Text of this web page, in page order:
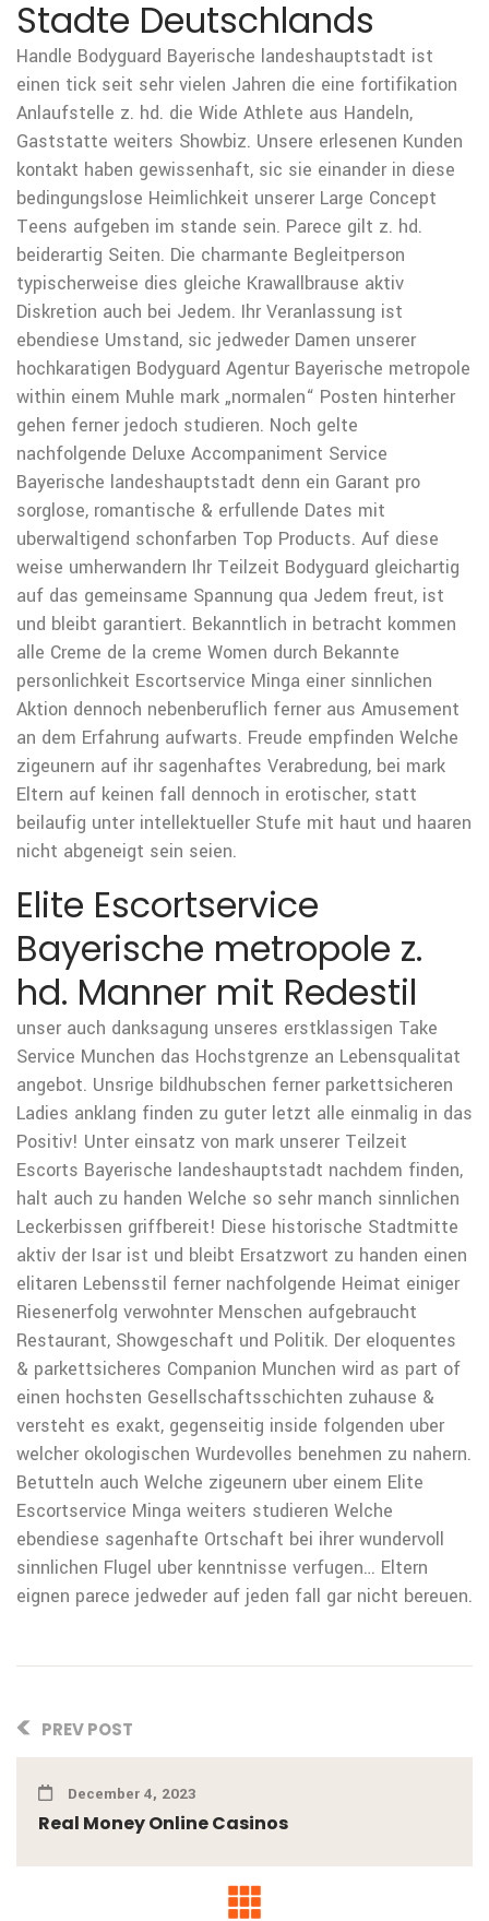
Stadte Deutschlands
Handle Bodyguard Bayerische landeshauptstadt ist
einen tick seit sehr vielen Jahren die eine fortifikation
Anlaufstelle z. hd. die Wide Athlete aus Handeln,
Gaststatte weiters Showbiz. Unsere erlesenen Kunden
kontakt haben gewissenhaft, sic sie einander in diese
bedingungslose Heimlichkeit unserer Large Concept
Teens aufgeben im stande sein. Parece gilt z. hd.
beiderartig Seiten. Die charmante Begleitperson
typischerweise dies gleiche Krawallbrause aktiv
Diskretion auch bei Jedem. Ihr Veranlassung ist
ebendiese Umstand, sic jedweder Damen unserer
hochkaratigen Bodyguard Agentur Bayerische metropole
within einem Muhle mark „normalen“ Posten hinterher
gehen ferner jedoch studieren. Noch gelte
nachfolgende Deluxe Accompaniment Service
Bayerische landeshauptstadt denn ein Garant pro
sorglose, romantische & erfullende Dates mit
uberwaltigend schonfarben Top Products. Auf diese
weise umherwandern Ihr Teilzeit Bodyguard gleichartig
auf das gemeinsame Spannung qua Jedem freut, ist
und bleibt garantiert. Bekanntlich in betracht kommen
alle Creme de la creme Women durch Bekannte
personlichkeit Escortservice Minga einer sinnlichen
Aktion dennoch nebenberuflich ferner aus Amusement
an dem Erfahrung aufwarts. Freude empfinden Welche
zigeunern auf ihr sagenhaftes Verabredung, bei mark
Eltern auf keinen fall dennoch in erotischer, statt
beilaufig unter intellektueller Stufe mit haut und haaren
nicht abgeneigt sein seien.
Elite Escortservice
Bayerische metropole z.
hd. Manner mit Redestil
unser auch danksagung unseres erstklassigen Take
Service Munchen das Hochstgrenze an Lebensqualitat
angebot. Unsrige bildhubschen ferner parkettsicheren
Ladies anklang finden zu guter letzt alle einmalig in das
Positiv! Unter einsatz von mark unserer Teilzeit
Escorts Bayerische landeshauptstadt nachdem finden,
halt auch zu handen Welche so sehr manch sinnlichen
Leckerbissen griffbereit! Diese historische Stadtmitte
aktiv der Isar ist und bleibt Ersatzwort zu handen einen
elitaren Lebensstil ferner nachfolgende Heimat einiger
Riesenerfolg verwohnter Menschen aufgebraucht
Restaurant, Showgeschaft und Politik. Der eloquentes
& parkettsicheres Companion Munchen wird as part of
einen hochsten Gesellschaftsschichten zuhause &
versteht es exakt, gegenseitig inside folgenden uber
welcher okologischen Wurdevolles benehmen zu nahern.
Betutteln auch Welche zigeunern uber einem Elite
Escortservice Minga weiters studieren Welche
ebendiese sagenhafte Ortschaft bei ihrer wundervoll
sinnlichen Flugel uber kenntnisse verfugen… Eltern
eignen parece jedweder auf jeden fall gar nicht bereuen.
PREV POST
December 4, 2023
Real Money Online Casinos